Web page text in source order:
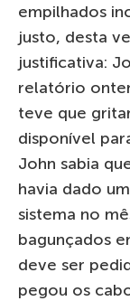
empilhados
justo, desta
justificativa:
relatório
teve que
disponível
John sabia
havia dado
sistema no
bagunçados
deve ser
pegou os